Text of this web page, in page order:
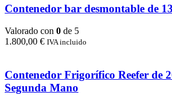
Contenedor bar desmontable de
Valorado con 0 de 5
1.800,00 € IVA incluido
Contenedor Frigorífico Reefer de
Segunda Mano